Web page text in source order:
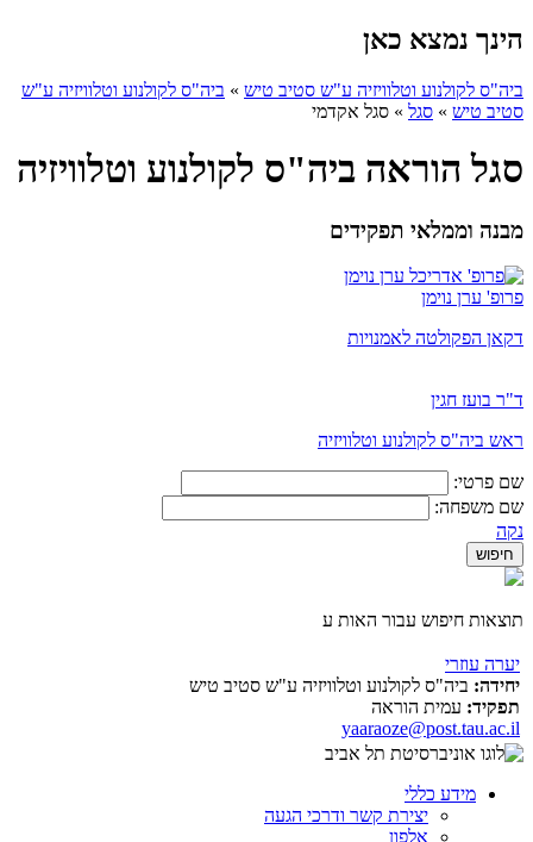
הינך נמצא כאן
ביה"ס לקולנוע וטלוויזיה ע"ש סטיב טיש » ביה"ס לקולנוע וטלוויזיה ע"ש
סטיב טיש » סגל » סגל אקדמי
סגל הוראה ביה"ס לקולנוע וטלוויזיה
מבנה וממלאי תפקידים
פרופ' ערן נוימן
דקאן הפקולטה לאמנויות
ד"ר בועז חגין
ראש ביה"ס לקולנוע וטלוויזיה
שם פרטי:
שם משפחה:
נקה
תוצאות חיפוש עבור האות ע
יערה עוזרי
יחידה: ביה"ס לקולנוע וטלוויזיה ע"ש סטיב טיש
תפקיד: עמית הוראה
yaaraoze@post.tau.ac.il
מידע כללי
יצירת קשר ודרכי הגעה
אלפון